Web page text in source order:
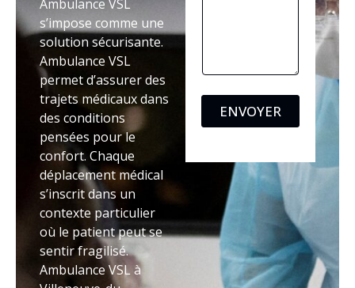
Ambulance VSL
s’impose comme une
solution sécurisante.
Ambulance VSL
permet d’assurer des
trajets médicaux dans
des conditions
pensées pour le
confort. Chaque
déplacement médical
s’inscrit dans un
contexte particulier
où le patient peut se
sentir fragilisé.
Ambulance VSL à
ENVOYER